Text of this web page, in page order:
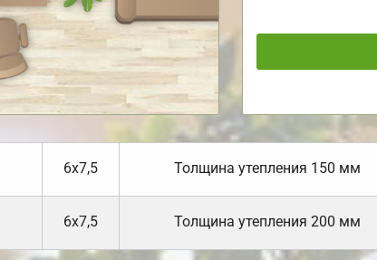
6х7,5 Толщина утепления 150 мм
6х7,5 Толщина утепления 200 мм